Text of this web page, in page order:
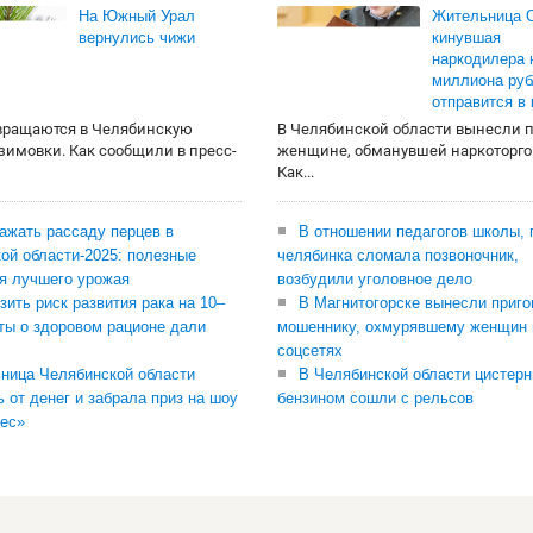
На Южный Урал
вернулись чижи
в Челябинскую
Как сообщили в пресс-
рассаду перцев в
области-2025: полезные
лучшего урожая
риск развития рака на 10–
о здоровом рационе дали
Челябинской области
от денег и забрала приз на шоу
Жительница
кинувшая
наркодилера
миллиона
отправится
В Челябинской области вынесли
женщине, обманувшей
Как...
В отношении педагогов школы,
челябинка сломала позвоночник,
возбудили уголовное дело
В Магнитогорске вынесли
мошеннику, охмурявшему женщин
соцсетях
В Челябинской области
бензином сошли с рельсов